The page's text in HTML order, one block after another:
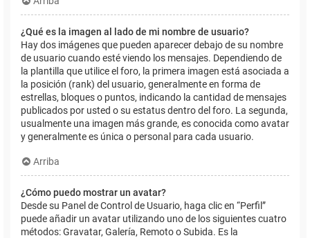
¿Qué es la imagen al lado de mi nombre de usuario?
Hay dos imágenes que pueden aparecer debajo de su nombre
de usuario cuando esté viendo los mensajes. Dependiendo de
la plantilla que utilice el foro, la primera imagen está asociada a
la posición (rank) del usuario, generalmente en forma de
estrellas, bloques o puntos, indicando la cantidad de mensajes
publicados por usted o su estatus dentro del foro. La segunda,
usualmente una imagen más grande, es conocida como avatar
y generalmente es única o personal para cada usuario.
Arriba
¿Cómo puedo mostrar un avatar?
Desde su Panel de Control de Usuario, haga clic en “Perfil”
puede añadir un avatar utilizando uno de los siguientes cuatro
métodos: Gravatar, Galería, Remoto o Subida. Es la